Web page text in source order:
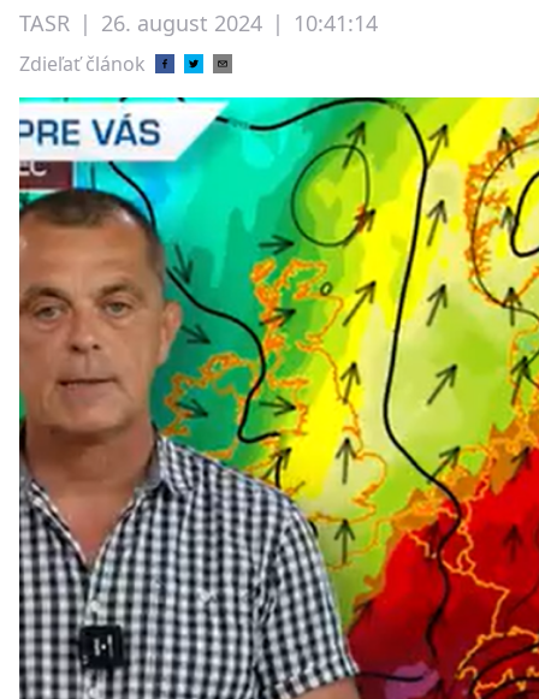
TASR | 26. august 2024 | 10:41:14
Zdieľať článok